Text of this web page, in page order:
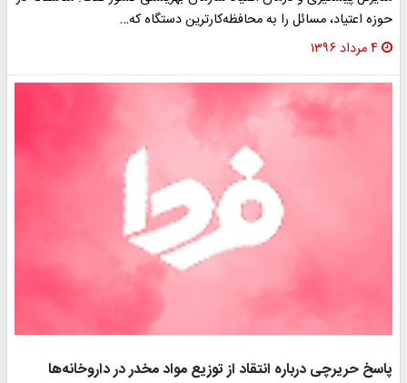
حوزه اعتیاد، مسائل را به محافظه‌کارترین دستگاه که…
۴ مرداد ۱۳۹۶
پاسخ حریرچی درباره انتقاد از توزیع مواد مخدر در داروخانه‌ها